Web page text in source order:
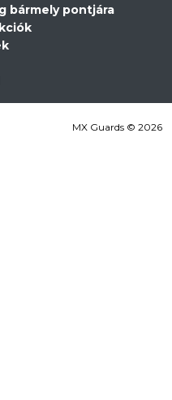
bármely pontjára
MX Guards © 2026